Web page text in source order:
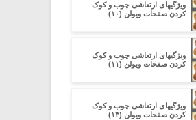
ویژگیهای ارتعاشی چوب و کوک
کردن صفحات ویولن (۱۰)
ویژگیهای ارتعاشی چوب و کوک
کردن صفحات ویولن (۱۱)
ویژگیهای ارتعاشی چوب و کوک
کردن صفحات ویولن (۱۳)